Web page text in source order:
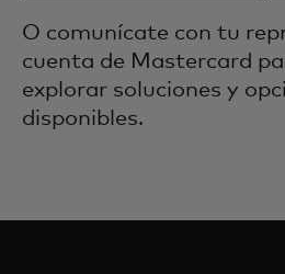
O comunícate con tu
cuenta de Mastercard
explorar soluciones y
disponibles.